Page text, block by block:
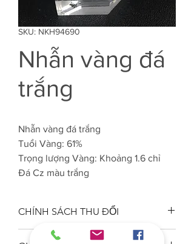
SKU: NKH94690
Nhẫn vàng đá
trắng
Nhẫn vàng đá trắng
Tuổi Vàng: 61%
Trọng lượng Vàng: Khoảng 1.6 chỉ
Đá Cz màu trắng
CHÍNH SÁCH THU ĐỔI
Công ty VJC 610 đảm bảo chất